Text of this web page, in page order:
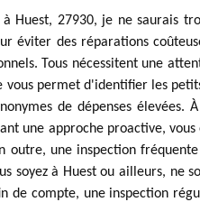
Huest, 27930, je ne saurais
éviter des réparations
Tous nécessitent une
permet d'identifier les
de dépenses élevées.
une approche proactive, vous
outre, une inspection
soyez à Huest ou ailleurs, ne
compte, une inspection